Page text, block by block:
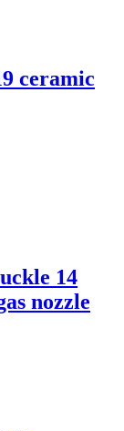
ceramic
14
nozzle